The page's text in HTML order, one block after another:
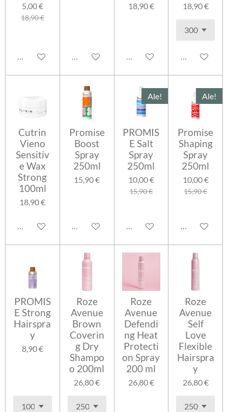
5,00 €
18,90 €
Lisää ostoskoriinLisää ostoskoriin
18,90 €
Lisää ostoskoriin
18,90 €
Lisää
Cutrin
Vieno
Sensitiv
e Wax
Strong
100ml
18,90 €
Lisää ostoskoriin
Promise
Boost
Spray
250ml
15,90 €
Lisää ostoskoriin
Ale!
PROMIS
E Salt
Spray
250ml
10,00 €
15,90 €
Lisää ostoskoriin
Ale!
Promise
Shaping
Spray
250ml
10,00 €
15,90 €
Lisää
PROMIS
E Strong
Hairspra
y
8,90 €
Roze
Avenue
Brown
Coverin
g Dry
Shampo
o 200ml
26,80 €
Roze
Avenue
Defendi
ng Heat
Protecti
on Spray
200 ml
26,80 €
Roze
Avenue
Self
Love
Flexible
Hairspra
y
26,80 €